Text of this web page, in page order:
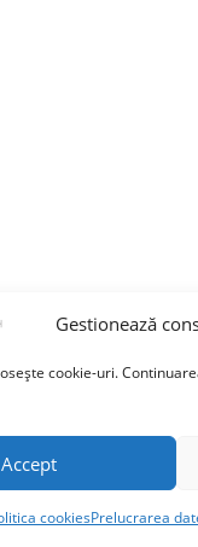
Gestionează
cookie-uri.
Accept
cookiesPrelucrarea
Termeni și condiții
©INSCOP Research